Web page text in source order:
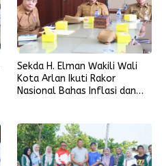
Sekda H. Elman Wakili Wali
Kota Arlan Ikuti Rakor
Nasional Bahas Inflasi dan